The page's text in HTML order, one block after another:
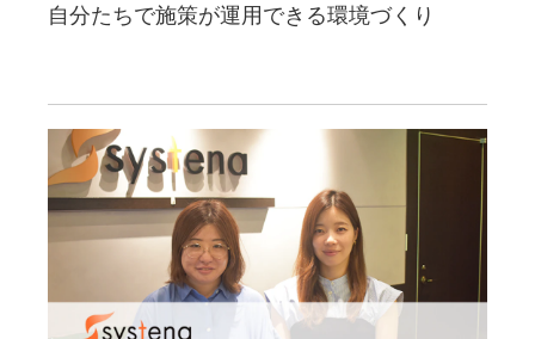
自分たちで施策が運用できる環境づくり